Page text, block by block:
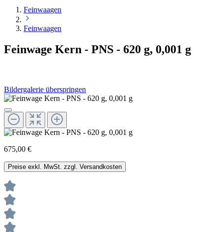
Feinwaagen
Feinwaagen
Feinwage Kern - PNS - 620 g, 0,001 g
Bildergalerie überspringen
675,00 €
Preise exkl. MwSt. zzgl. Versandkosten